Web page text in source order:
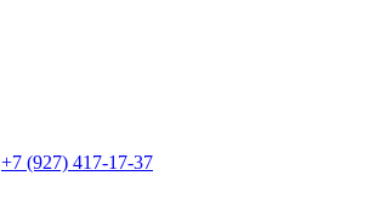
+7 (927) 417-17-37